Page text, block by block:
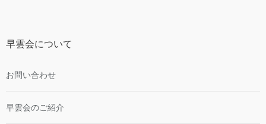
早雲会について
お問い合わせ
早雲会のご紹介